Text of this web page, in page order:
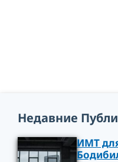
Недавние
ИМТ